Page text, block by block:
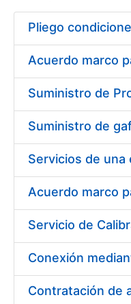
Mostra/Amaga